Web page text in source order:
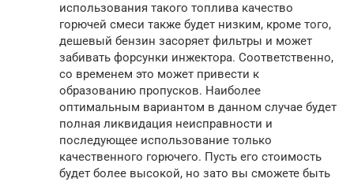
использования такого топлива качество
горючей смеси также будет низким, кроме того,
дешевый бензин засоряет фильтры и может
забивать форсунки инжектора. Соответственно,
со временем это может привести к
образованию пропусков. Наиболее
оптимальным вариантом в данном случае будет
полная ликвидация неисправности и
последующее использование только
качественного горючего. Пусть его стоимость
будет более высокой, но зато вы сможете быть